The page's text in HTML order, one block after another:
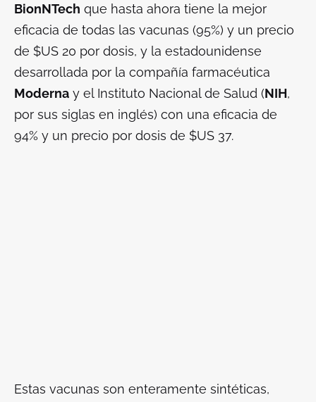
BionNTech que hasta ahora tiene la mejor
eficacia de todas las vacunas (95%) y un precio
de $US 20 por dosis, y la estadounidense
desarrollada por la compañía farmacéutica
Moderna y el Instituto Nacional de Salud (NIH,
por sus siglas en inglés) con una eficacia de
94% y un precio por dosis de $US 37.
Estas vacunas son enteramente sintéticas,